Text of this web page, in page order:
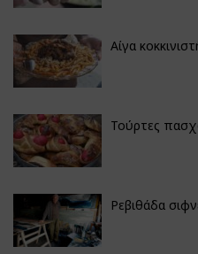
Αίγα
Τούρτες
Ρεβιθάδα